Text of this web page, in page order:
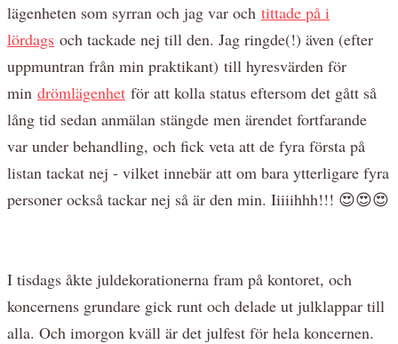
lägenheten som syrran och jag var och tittade på i
lördags och tackade nej till den. Jag ringde(!) även (efter
uppmuntran från min praktikant) till hyresvärden för
min drömlägenhet för att kolla status eftersom det gått så
lång tid sedan anmälan stängde men ärendet fortfarande
var under behandling, och fick veta att de fyra första på
listan tackat nej - vilket innebär att om bara ytterligare fyra
personer också tackar nej så är den min. Iiiiihhh!!! 😍😍😍
I tisdags åkte juldekorationerna fram på kontoret, och
koncernens grundare gick runt och delade ut julklappar till
alla. Och imorgon kväll är det julfest för hela koncernen.